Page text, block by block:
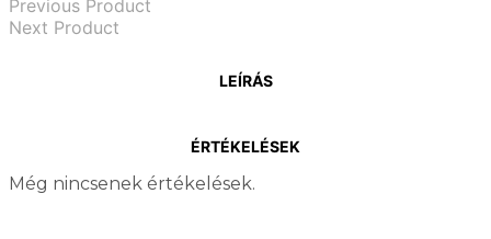
Previous Product
Next Product
LEÍRÁS
ÉRTÉKELÉSEK
Még nincsenek értékelések.